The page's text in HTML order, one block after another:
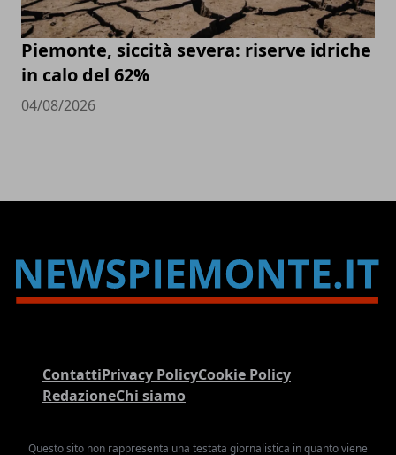
Piemonte, siccità severa: riserve idriche
in calo del 62%
04/08/2026
ContattiPrivacy PolicyCookie Policy
RedazioneChi siamo
Questo sito non rappresenta una testata giornalistica in quanto viene